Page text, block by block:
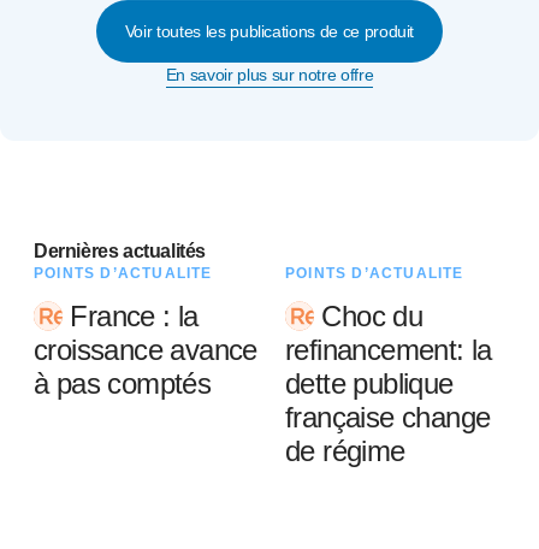
Voir toutes les publications de ce produit
En savoir plus sur notre offre
Dernières actualités
POINTS D’ACTUALITÉ
France : la
croissance avance
à pas comptés
POINTS D’ACTUALITÉ
Choc du
refinancement: la
dette publique
française change
de régime